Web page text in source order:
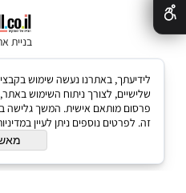
בניית
שלישיים, לצורך ניתוח השימוש
פרסום מותאם אישית. המשך
זה. לפרטים נוספים ניתן לעיין